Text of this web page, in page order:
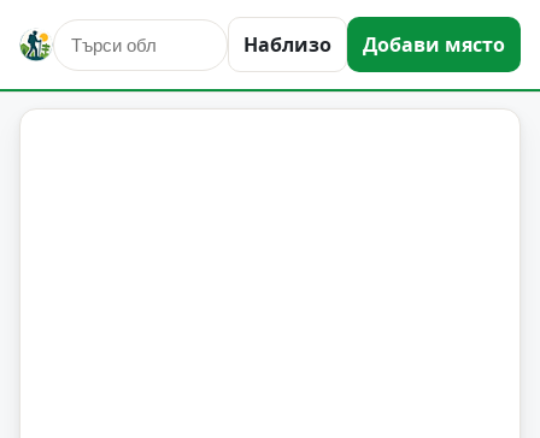
Наблизо Добави място
Розово Област: Стара Загора